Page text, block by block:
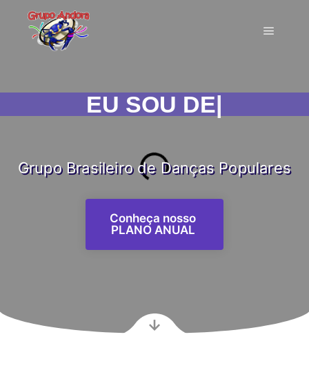
EU SOU DE ANDORA!
Grupo Brasileiro de Danças Populares
Conheça nosso
PLANO ANUAL